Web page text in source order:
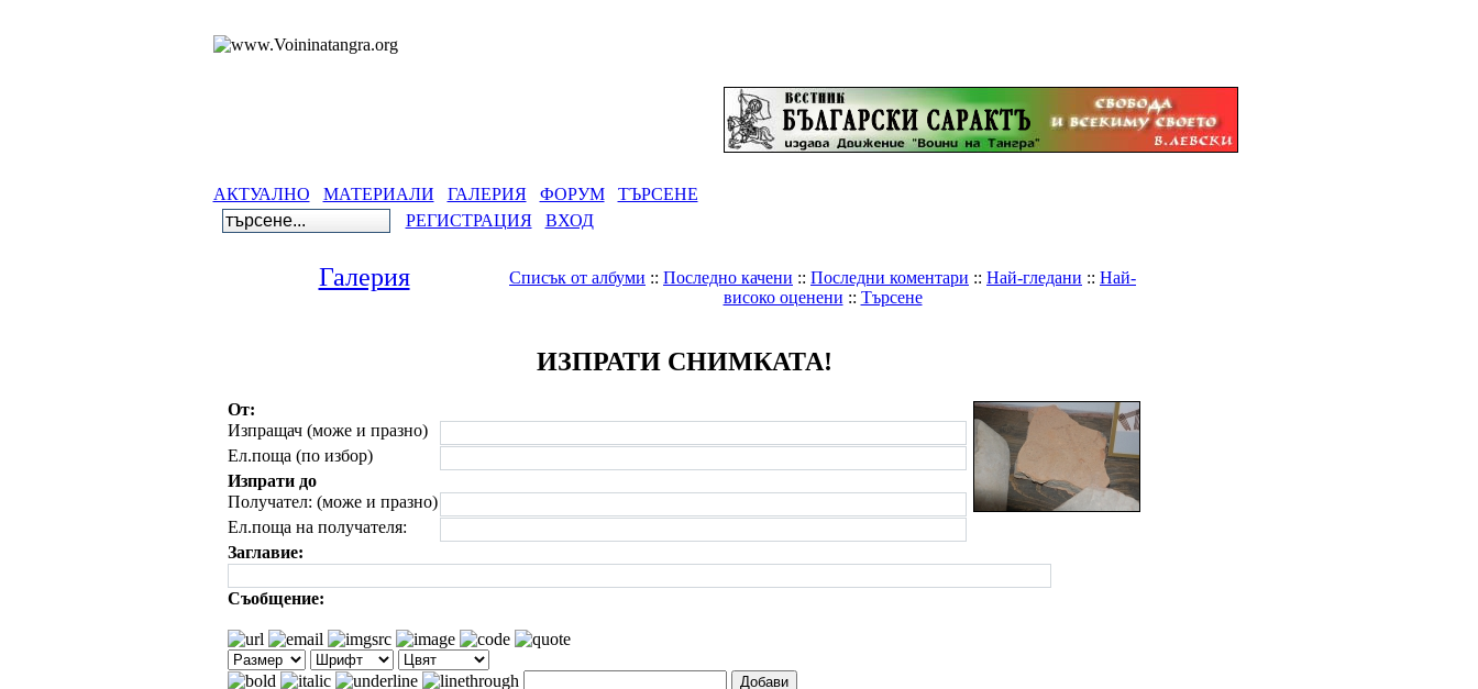
АКТУАЛНО МАТЕРИАЛИ ГАЛЕРИЯ ФОРУМ
ТЪРСЕНЕ
РЕГИСТРАЦИЯ
ВХОД
Галерия Списък от албуми :: Последно качени :: Последни коментари :: Най-гледани :: Най-
високо оценени :: Търсене
ИЗПРАТИ СНИМКАТА!
От:
Изпращач (може и празно)
Ел.поща (по избор)
Изпрати до
Получател: (може и празно)
Ел.поща на получателя:
Заглавие:
Съобщение: